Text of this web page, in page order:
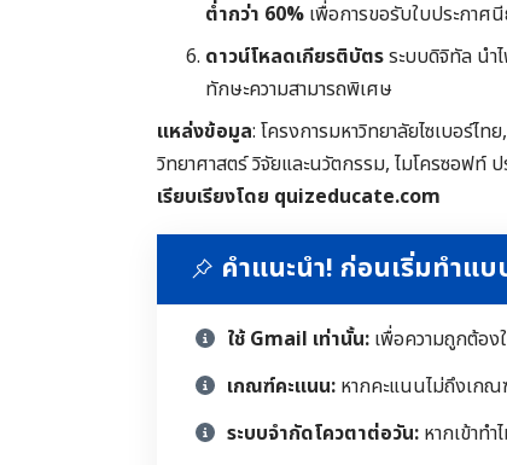
ต่ำกว่า 60% เพื่อการขอรับใบประกาศ
ดาวน์โหลดเกียรติบัตรระบบดิจิทัล น
ทักษะความสามารถพิเศษ
แหล่งข้อมูล: โครงการมหาวิทยาลัยไซเบอร์
วิทยาศาสตร์ วิจัยและนวัตกรรม, ไมโครซอฟท์
เรียบเรียงโดย quizeducate.com
คำแนะนำ! ก่อนเริ่มทำแ
ใช้ Gmail เท่านั้น: เพื่อความถูกต้อง
เกณฑ์คะแนน: หากคะแนนไม่ถึงเกณ
ระบบจำกัดโควตาต่อวัน: หากเข้าท